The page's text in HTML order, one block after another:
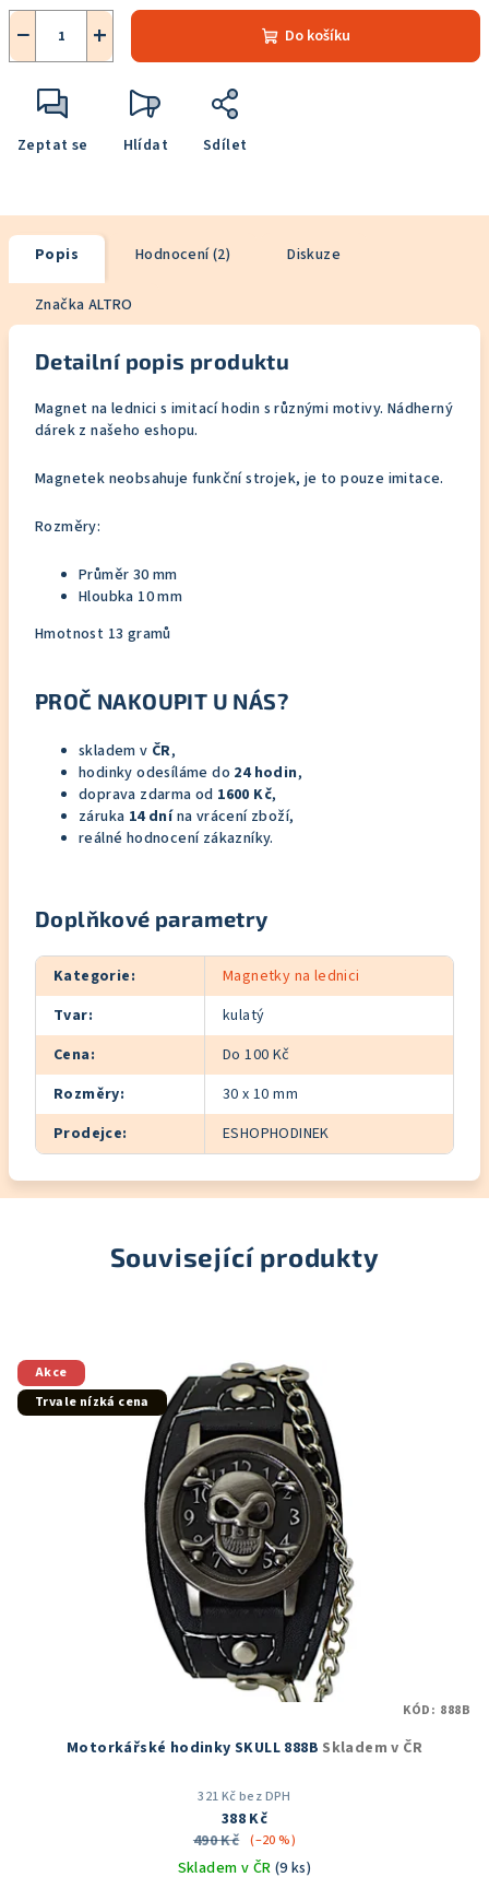
+
− Do košíku
Zeptat se Hlídat Sdílet
Popis Hodnocení (2) Diskuze
Značka ALTRO
Detailní popis produktu
Magnet na lednici s imitací hodin s různými motivy. Nádherný
dárek z našeho eshopu.
Magnetek neobsahuje funkční strojek, je to pouze imitace.
Rozměry:
Průměr 30 mm
Hloubka 10 mm
Hmotnost 13 gramů
PROČ NAKOUPIT U NÁS?
skladem v ČR,
hodinky odesíláme do 24 hodin,
doprava zdarma od 1600 Kč,
záruka 14 dnína vrácení zboží,
reálné hodnocení zákazníky.
Doplňkové parametry
Kategorie:
Magnetky na lednici
Tvar:
kulatý
Cena:
Do 100 Kč
Rozměry:
30 x 10 mm
Prodejce: ESHOPHODINEK
Související produkty
Akce
Trvale nízká cena
Motorkářské hodinky SKULL 888B Skladem v ČR
321 Kč bez DPH
388 Kč
490 Kč (–20 %)
Skladem v ČR (9 ks)
KÓD: 888B